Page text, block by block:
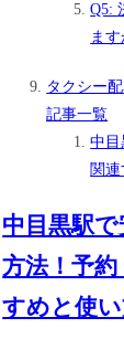
Q5:
ます
タクシー
記事一覧
中目
関
中目黒駅
方法！予
すめと使